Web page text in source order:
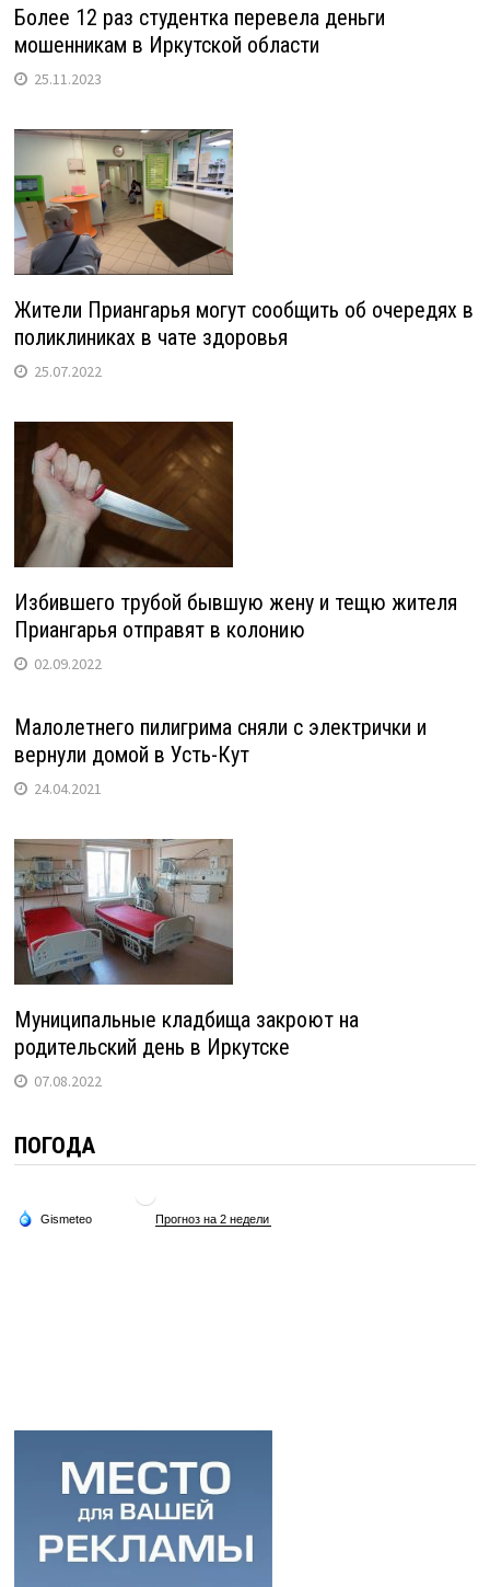
Более 12 раз студентка перевела деньги
мошенникам в Иркутской области
25.11.2023
Жители Приангарья могут сообщить об очередях в
поликлиниках в чате здоровья
25.07.2022
Избившего трубой бывшую жену и тещю жителя
Приангарья отправят в колонию
02.09.2022
Малолетнего пилигрима сняли с электрички и
вернули домой в Усть-Кут
24.04.2021
Муниципальные кладбища закроют на
родительский день в Иркутске
07.08.2022
ПОГОДА